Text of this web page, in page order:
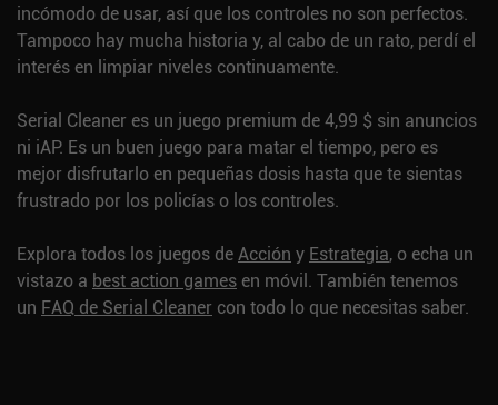
incómodo de usar, así que los controles no son perfectos.
Tampoco hay mucha historia y, al cabo de un rato, perdí el
interés en limpiar niveles continuamente.
Serial Cleaner es un juego premium de 4,99 $ sin anuncios
ni iAP. Es un buen juego para matar el tiempo, pero es
mejor disfrutarlo en pequeñas dosis hasta que te sientas
frustrado por los policías o los controles.
Explora todos los juegos deAcción y Estrategia, o echa un
vistazo a best action games en móvil. También tenemos
un FAQ de Serial Cleaner con todo lo que necesitas saber.